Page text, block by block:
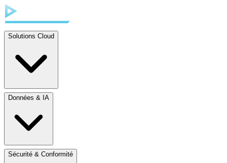
Solutions Cloud
Données & IA
Sécurité & Conformité